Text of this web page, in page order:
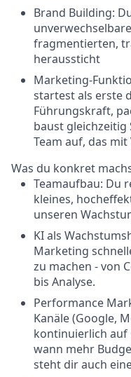
Brand Building:
fragmentierten,
heraussticht
Marketing-
startest als erste
Führungskraft,
baust
Team auf, das mit
Was du konkret
Teamaufbau: Du
kleines,
unseren
KI als
Marketing
zu machen - von
bis Analyse.
Performance
Kanäle (Google,
kontinuierlich auf
wann mehr
steht dir auch